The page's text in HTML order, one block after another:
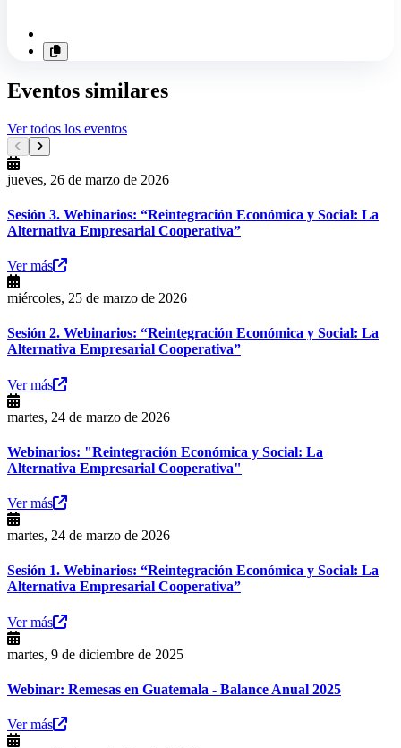
Eventos similares
Ver todos los eventos
jueves, 26 de marzo de 2026
Sesión 3. Webinarios: “Reintegración Económica y Social: La
Alternativa Empresarial Cooperativa”
Ver más
miércoles, 25 de marzo de 2026
Sesión 2. Webinarios: “Reintegración Económica y Social: La
Alternativa Empresarial Cooperativa”
Ver más
martes, 24 de marzo de 2026
Webinarios: "Reintegración Económica y Social: La
Alternativa Empresarial Cooperativa"
Ver más
martes, 24 de marzo de 2026
Sesión 1. Webinarios: “Reintegración Económica y Social: La
Alternativa Empresarial Cooperativa”
Ver más
martes, 9 de diciembre de 2025
Webinar: Remesas en Guatemala - Balance Anual 2025
Ver más